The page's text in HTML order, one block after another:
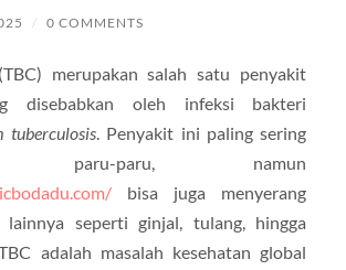
/ 0 COMMENTS
merupakan salah satu penyakit
disebabkan oleh infeksi bakteri
tuberculosis. Penyakit ini paling sering
paru-paru, namun
bisa juga menyerang
seperti ginjal, tulang, hingga
adalah masalah kesehatan global